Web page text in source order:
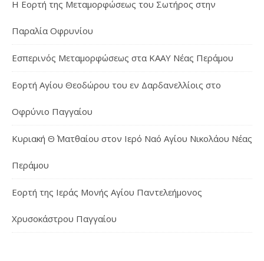
Η Εορτή της Μεταμορφώσεως του Σωτήρος στην
Παραλία Οφρυνίου
Εσπερινός Μεταμορφώσεως στα ΚΑΑΥ Νέας Περάμου
Εορτή Αγίου Θεοδώρου του εν Δαρδανελλίοις στο
Οφρύνιο Παγγαίου
Κυριακή Θ΄ Ματθαίου στον Ιερό Ναό Αγίου Νικολάου Νέας
Περάμου
Εορτή της Ιεράς Μονής Αγίου Παντελεήμονος
Χρυσοκάστρου Παγγαίου